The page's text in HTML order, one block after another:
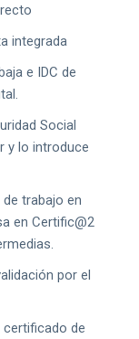
integrada
e IDC de
Social
y lo introduce
trabajo en
en Certific@2
por el
certificado de